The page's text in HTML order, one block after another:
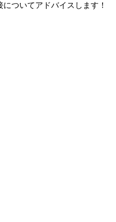
ついてアドバイスします！